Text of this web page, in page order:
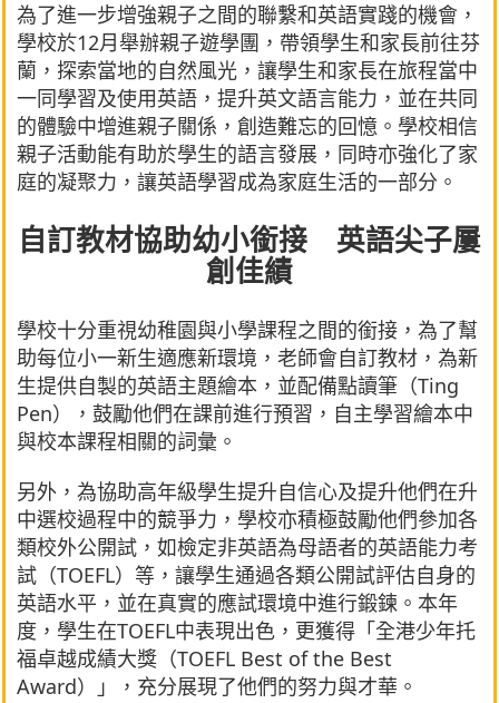
為了進一步增強親子之間的聯繫和英語實踐的機會，
學校於12月舉辦親子遊學團，帶領學生和家長前往芬
蘭，探索當地的自然風光，讓學生和家長在旅程當中
一同學習及使用英語，提升英文語言能力，並在共同
的體驗中增進親子關係，創造難忘的回憶。學校相信
親子活動能有助於學生的語言發展，同時亦強化了家
庭的凝聚力，讓英語學習成為家庭生活的一部分。
自訂教材協助幼小銜接 英語尖子屢
創佳績
學校十分重視幼稚園與小學課程之間的銜接，為了幫
助每位小一新生適應新環境，老師會自訂教材，為新
生提供自製的英語主題繪本，並配備點讀筆（Ting
Pen），鼓勵他們在課前進行預習，自主學習繪本中
與校本課程相關的詞彙。
另外，為協助高年級學生提升自信心及提升他們在升
中選校過程中的競爭力，學校亦積極鼓勵他們參加各
類校外公開試，如檢定非英語為母語者的英語能力考
試（TOEFL）等，讓學生通過各類公開試評估自身的
英語水平，並在真實的應試環境中進行鍛鍊。本年
度，學生在TOEFL中表現出色，更獲得「全港少年托
福卓越成績大獎（TOEFL Best of the Best
Award）」，充分展現了他們的努力與才華。